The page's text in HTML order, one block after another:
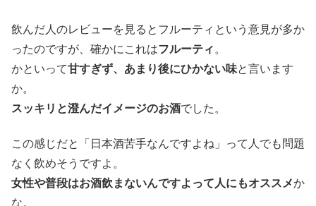
飲んだ人のレビューを見るとフルーティという意見が多か
ったのですが、確かにこれはフルーティ 。
かといって甘すぎず、あまり後にひかない味と言います
か。
スッキリと澄んだイメージのお酒でした。
この感じだと「日本酒苦手なんですよね」って人でも問題
なく飲めそうですよ。
女性や普段はお酒飲まないんですよって人にもオススメか
な。